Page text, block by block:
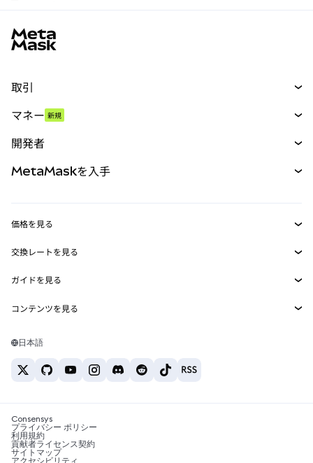
取引
パーペチュアル
RWA
マネー 新規
開発者
MetaMask Connect
Snaps
Web3サービス
MetaMaskを入手
セキュリティ
サポート
キャリア
お問い合わせ
価格を見る
イーサリアムの価格
Solanaの価格
Tetherの価格
交換レートを見る
ETH→USD
USDT→INR
BTC→INR
ETH→USDT
ガイドを見る
ETHの購入
USDTの購入
SHIBの購入
BNBの購入
コンテンツを見る
Solanaウォレット
税制関連ニュース
暗号資産の購入方法は？
日本語
Consensys
プライバシー ポリシー
利用規約
貢献者ライセンス契約
サイトマップ
アクセシビリティ